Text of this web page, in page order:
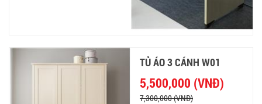
TỦ ÁO 3 CÁNH W01
5,500,000 (VNĐ)
7,300,000 (VNĐ)